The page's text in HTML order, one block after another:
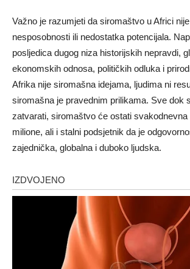
Važno je razumjeti da siromaštvo u Africi
nesposobnosti ili nedostatka potencijala.
posljedica dugog niza historijskih nepravdi,
ekonomskih odnosa, političkih odluka i
Afrika nije siromašna idejama, ljudima ni
siromašna je pravednim prilikama. Sve dok
zatvarati, siromaštvo će ostati svakodnevna
milione, ali i stalni podsjetnik da je
zajednička, globalna i duboko ljudska.